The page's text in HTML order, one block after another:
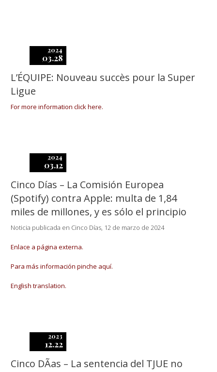
2024
03.28
L’ÉQUIPE: Nouveau succès pour la Super
Ligue
For more information click here.
2024
03.12
Cinco Días – La Comisión Europea
(Spotify) contra Apple: multa de 1,84
miles de millones, y es sólo el principio
Noticia publicada en Cinco Días, 12 de marzo de 2024
Enlace a página externa.
Para más información pinche aquí.
English translation.
2023
12.22
Cinco DÃ­as – La sentencia del TJUE no